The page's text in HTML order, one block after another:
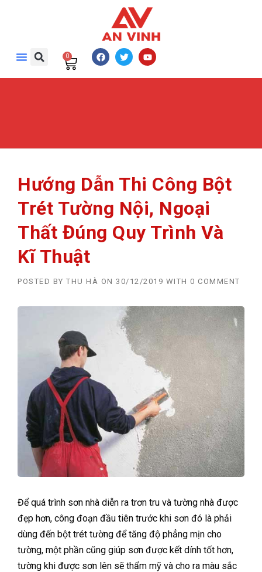
0
Hướng Dẫn Thi Công Bột
Trét Tường Nội, Ngoại
Thất Đúng Quy Trình Và
Kĩ Thuật
POSTED BY THU HÀ ON 30/12/2019 WITH 0 COMMENT
Để quá trình sơn nhà diễn ra trơn tru và tường nhà được
đẹp hơn, công đoạn đầu tiên trước khi sơn đó là phải
dùng đến bột trét tường để tăng độ phẳng mịn cho
tường, một phần cũng giúp sơn được kết dính tốt hơn,
tường khi được sơn lên sẽ thẩm mỹ và cho ra màu sắc